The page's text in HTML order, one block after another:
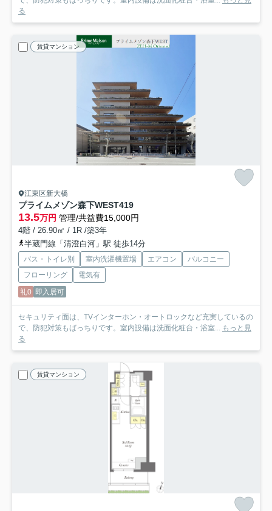
る
賃貸マンション
江東区新大橋
プライムメゾン森下WEST419
13.5万円 管理/共益費15,000円
4階 / 26.90㎡ / 1R /築3年
半蔵門線「清澄白河」駅 徒歩14分
バス・トイレ別 室内洗濯機置場 エアコン
バルコニー
フローリング
電気有
礼0 即入居可
セキュリティ面は、TVインターホン・オートロックなど充実しているの
で、防犯対策もばっちりです。室内設備は洗面化粧台・浴室... もっと見
る
賃貸マンション